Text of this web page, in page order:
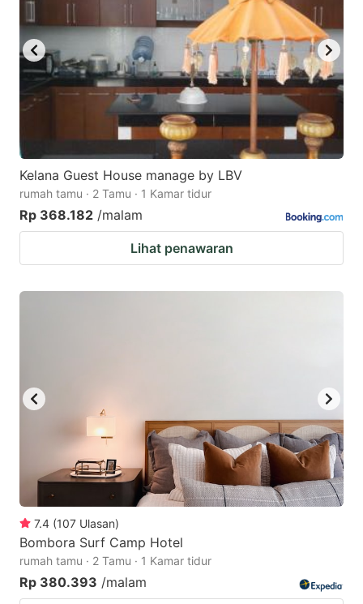
Kelana Guest House manage by LBV
rumah tamu · 2 Tamu · 1 Kamar tidur
Rp 368.182 /malam
Lihat penawaran
7.4 (107 Ulasan)
Bombora Surf Camp Hotel
rumah tamu · 2 Tamu · 1 Kamar tidur
Rp 380.393 /malam